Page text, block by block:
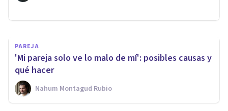
PAREJA
'Mi pareja solo ve lo malo de mí': posibles causas y
qué hacer
Nahum Montagud Rubio